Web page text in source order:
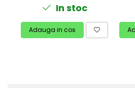
In stoc
Adauga in cos